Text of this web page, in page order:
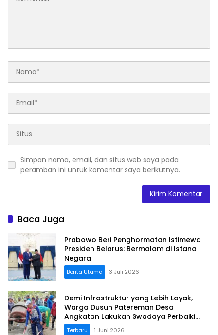
Simpan nama, email, dan situs web saya pada
peramban ini untuk komentar saya berikutnya.
Baca Juga
Prabowo Beri Penghormatan Istimewa
Presiden Belarus: Bermalam di Istana
Negara
Berita Utama 3 Juli 2026
Demi Infrastruktur yang Lebih Layak,
Warga Dusun Patereman Desa
Angkatan Lakukan Swadaya Perbaiki
Jalan Rusak
Terbaru 1 Juni 2026